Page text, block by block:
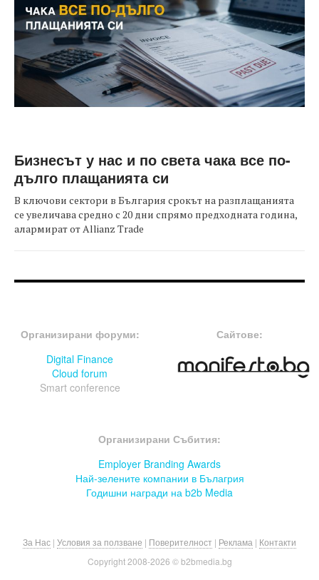
Бизнесът у нас и по света чака все по-
дълго плащанията си
В ключови сектори в България срокът на разплащанията
се увеличава средно с 20 дни спрямо предходната година,
алармират от Allianz Trade
Организирани форуми:
Digital Finance
Cloud forum
Smart conference
Сайтове:
Организирани Събития:
Employer Branding Awards
Най-зелените компании в Бълагрия
Годишни награди на b2b Media
За Нас | Условия за ползване | Поверителност | Реклама | Контакти
Copyright 2008-2026 © b2bmedia.bg